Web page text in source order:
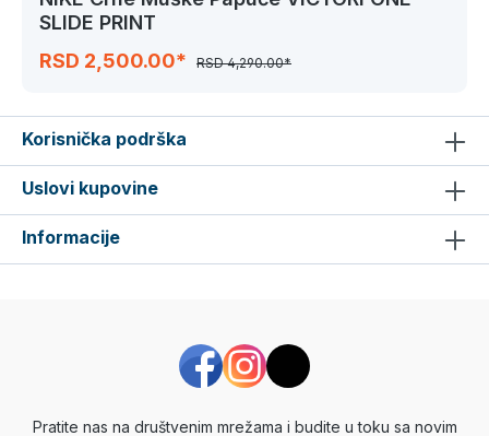
SLIDE PRINT
RSD 2,500.00*
RSD 4,290.00*
Korisnička podrška
Uslovi kupovine
Informacije
Pratite nas na društvenim mrežama i budite u toku sa novim